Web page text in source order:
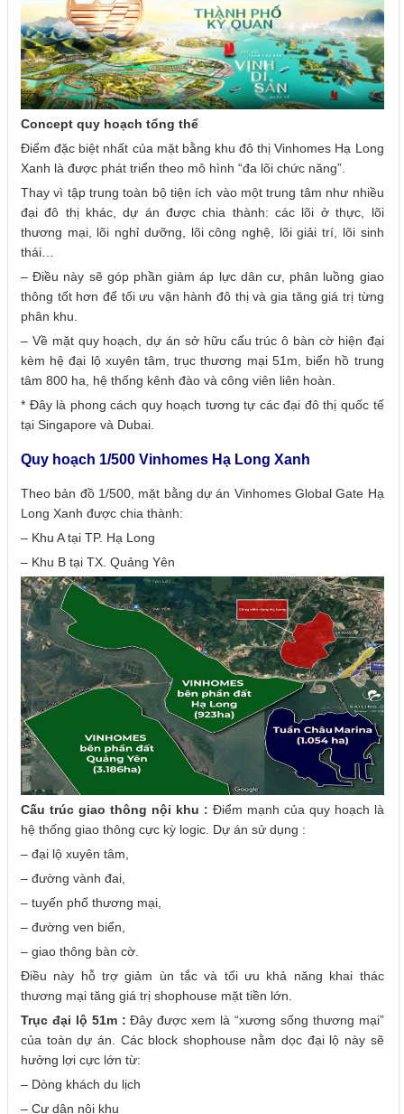
Concept quy hoạch tổng thể
Điểm đặc biệt nhất của mặt bằng khu đô thị Vinhomes Hạ Long
Xanh là được phát triển theo mô hình “đa lõi chức năng”.
Thay vì tập trung toàn bộ tiện ích vào một trung tâm như nhiều
đại đô thị khác, dự án được chia thành: các lõi ở thực, lõi
thương mại, lõi nghỉ dưỡng, lõi công nghệ, lõi giải trí, lõi sinh
thái…
– Điều này sẽ góp phần giảm áp lực dân cư, phân luồng giao
thông tốt hơn để tối ưu vận hành đô thị và gia tăng giá trị từng
phân khu.
– Về mặt quy hoạch, dự án sở hữu cấu trúc ô bàn cờ hiện đại
kèm hệ đại lộ xuyên tâm, trục thương mại 51m, biển hồ trung
tâm 800 ha, hệ thống kênh đào và công viên liên hoàn.
* Đây là phong cách quy hoạch tương tự các đại đô thị quốc tế
tại Singapore và Dubai.
Quy hoạch 1/500 Vinhomes Hạ Long Xanh
Theo bản đồ 1/500, mặt bằng dự án Vinhomes Global Gate Hạ
Long Xanh được chia thành:
– Khu A tại TP. Hạ Long
– Khu B tại TX. Quảng Yên
Cấu trúc giao thông nội khu : Điểm mạnh của quy hoạch là
hệ thống giao thông cực kỳ logic. Dự án sử dụng :
– đại lộ xuyên tâm,
– đường vành đai,
– tuyến phố thương mại,
– đường ven biển,
– giao thông bàn cờ.
Điều này hỗ trợ giảm ùn tắc và tối ưu khả năng khai thác
thương mại tăng giá trị shophouse mặt tiền lớn.
Trục đại lộ 51m :Đây được xem là “xương sống thương mại”
của toàn dự án. Các block shophouse nằm dọc đại lộ này sẽ
hưởng lợi cực lớn từ:
– Dòng khách du lịch
– Cư dân nội khu